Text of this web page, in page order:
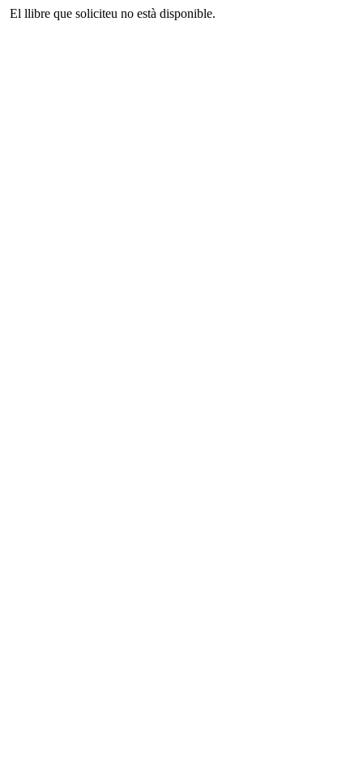
El llibre que soliciteu no està disponible.